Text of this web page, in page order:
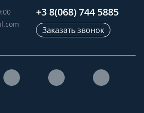
+3 8(068) 744 5885
Заказать звонок